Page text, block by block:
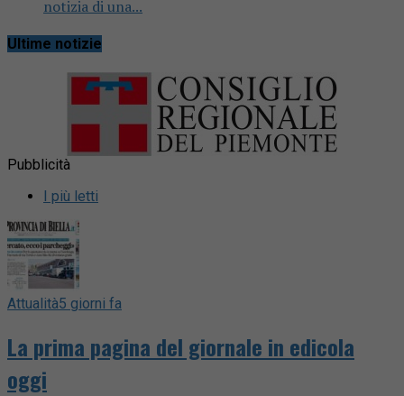
notizia di una...
Ultime notizie
Pubblicità
I più letti
Attualità5 giorni fa
La prima pagina del giornale in edicola
oggi